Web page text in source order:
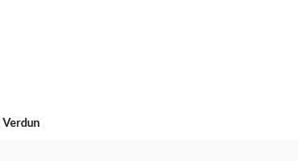
Verdun